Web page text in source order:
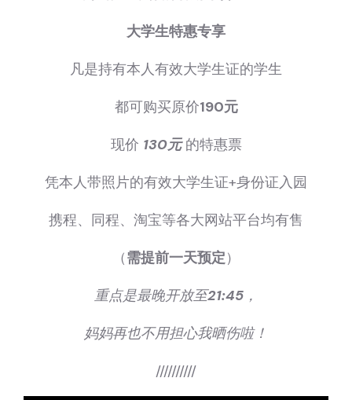
大学生特惠专享
凡是持有本人有效大学生证的学生
都可购买原价190元
现价 130元 的特惠票
凭本人带照片的有效大学生证+身份证入园
携程、同程、淘宝等各大网站平台均有售
（需提前一天预定）
重点是最晚开放至21:45 ，
妈妈再也不用担心我晒伤啦！
//////////